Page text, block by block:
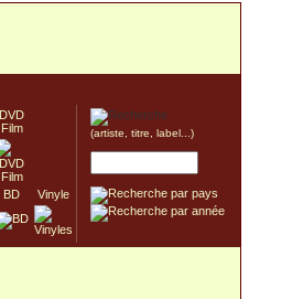
DVD
Film
BD Vinyle
(artiste, titre, label...)